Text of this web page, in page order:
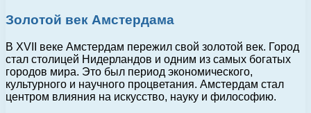
Золотой век Амстердама
В XVII веке Амстердам пережил свой золотой век. Город
стал столицей Нидерландов и одним из самых богатых
городов мира. Это был период экономического,
культурного и научного процветания. Амстердам стал
центром влияния на искусство, науку и философию.